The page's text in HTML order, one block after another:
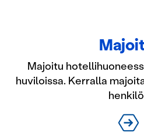
Majoitu
huviloissa. Kerralla